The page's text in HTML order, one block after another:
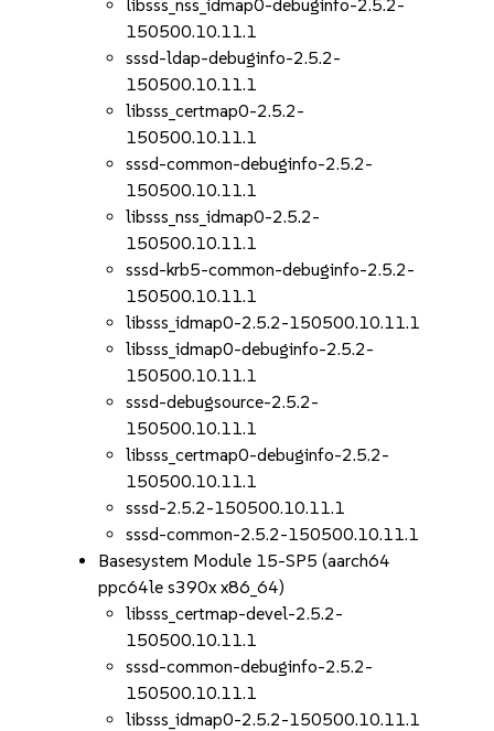
libsss_nss_idmap0-debuginfo-2.5.2-
150500.10.11.1
sssd-ldap-debuginfo-2.5.2-
150500.10.11.1
libsss_certmap0-2.5.2-
150500.10.11.1
sssd-common-debuginfo-2.5.2-
150500.10.11.1
libsss_nss_idmap0-2.5.2-
150500.10.11.1
sssd-krb5-common-debuginfo-2.5.2-
150500.10.11.1
libsss_idmap0-2.5.2-150500.10.11.1
libsss_idmap0-debuginfo-2.5.2-
150500.10.11.1
sssd-debugsource-2.5.2-
150500.10.11.1
libsss_certmap0-debuginfo-2.5.2-
150500.10.11.1
sssd-2.5.2-150500.10.11.1
sssd-common-2.5.2-150500.10.11.1
Basesystem Module 15-SP5 (aarch64
ppc64le s390x x86_64)
libsss_certmap-devel-2.5.2-
150500.10.11.1
sssd-common-debuginfo-2.5.2-
150500.10.11.1
libsss_idmap0-2.5.2-150500.10.11.1